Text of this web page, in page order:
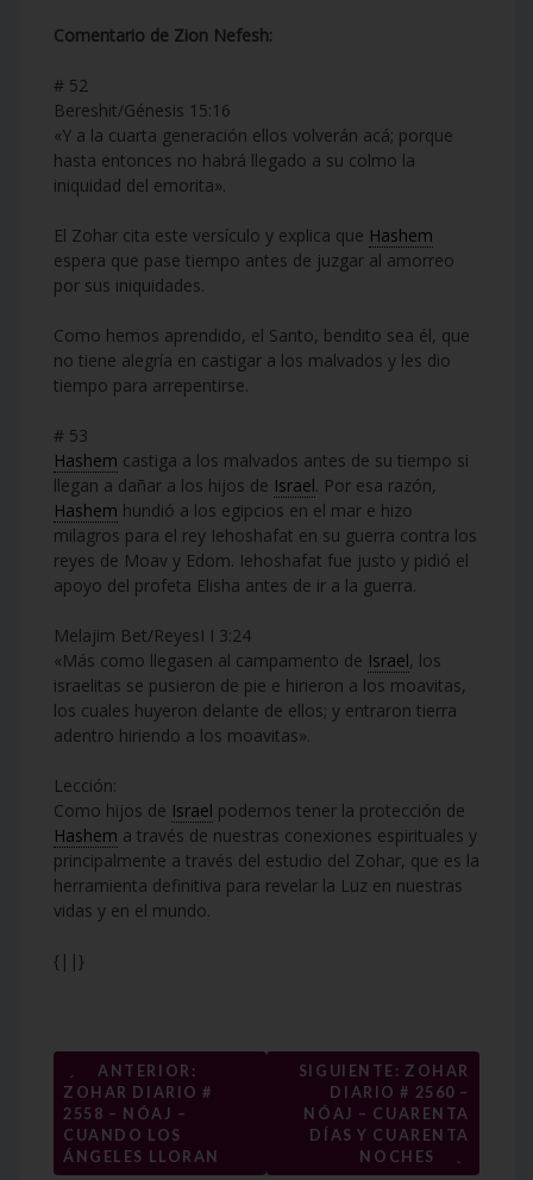
Comentario de Zion Nefesh:
# 52
Bereshit/Génesis 15:16
«Y a la cuarta generación ellos volverán acá; porque
hasta entonces no habrá llegado a su colmo la
iniquidad del emorita».
El Zohar cita este versículo y explica que Hashem
espera que pase tiempo antes de juzgar al amorreo
por sus iniquidades.
Como hemos aprendido, el Santo, bendito sea él, que
no tiene alegría en castigar a los malvados y les dio
tiempo para arrepentirse.
# 53
Hashem castiga a los malvados antes de su tiempo si
llegan a dañar a los hijos de Israel. Por esa razón,
Hashem hundió a los egipcios en el mar e hizo
milagros para el rey Iehoshafat en su guerra contra los
reyes de Moav y Edom. Iehoshafat fue justo y pidió el
apoyo del profeta Elisha antes de ir a la guerra.
Melajim Bet/ReyesI I 3:24
«Más como llegasen al campamento de Israel, los
israelitas se pusieron de pie e hirieron a los moavitas,
los cuales huyeron delante de ellos; y entraron tierra
adentro hiriendo a los moavitas».
Lección:
Como hijos de Israel podemos tener la protección de
Hashem a través de nuestras conexiones espirituales y
principalmente a través del estudio del Zohar, que es la
herramienta definitiva para revelar la Luz en nuestras
vidas y en el mundo.
{||}
Navegación
de
entradas
←
ANTERIOR:
ZOHAR DIARIO #
2558 – NÓAJ –
CUANDO LOS
ÁNGELES LLORAN
SIGUIENTE: ZOHAR
DIARIO # 2560 –
NÓAJ – CUARENTA
DÍAS Y CUARENTA
NOCHES
→